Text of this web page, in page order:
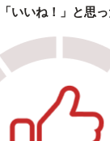
いいね！」と思っ